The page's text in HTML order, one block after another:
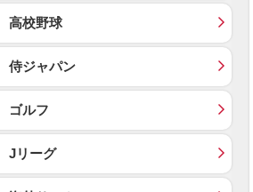
高校野球
侍ジャパン
ゴルフ
Jリーグ